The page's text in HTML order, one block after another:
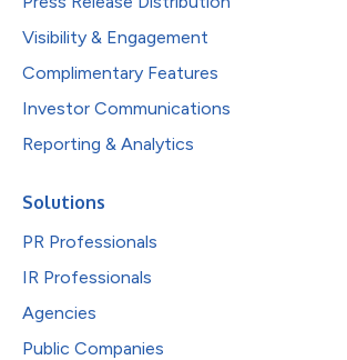
Visibility & Engagement
Complimentary Features
Investor Communications
Reporting & Analytics
Solutions
PR Professionals
IR Professionals
Agencies
Public Companies